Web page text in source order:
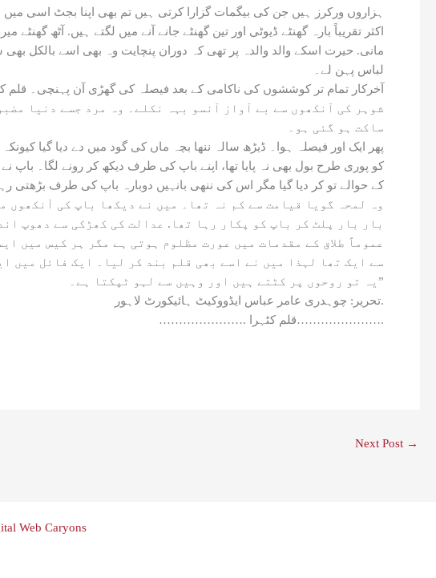
ہزاروں ورکرز ہیں جن کی بیگمات گزارا کرتی ہیں تم بھی اپنا بجٹ اسی میں
اکثر تقریباً بارہ گھنٹے ڈیوٹی اور تین گھنٹے جانے آنے میں لگتے ہیں. آٹھ
مانی. حیرت اسکے والد والدہ پر تھی کہ دوران پنچایت وہ بھی اسے بالکل
لباس پہن لے۔
آخرکار تمام تر کوششوں کی ناکامی کے بعد فیصلہ کی گھڑی آن پہنچی۔
شوہر کی آنکھوں سے بے آواز آنسو بہہ نکلے۔ وہ مرد جسے دنیا
ساکت ہو گئی ہو۔
پھر ایک اور فیصلہ ہوا۔ ڈیڑھ سالہ ننھا بچہ ماں کی گود میں دے دیا گیا
کو پوری طرح بول بھی نہ پایا تھا، اپنے باپ کی طرف دیکھ کر رونے لگا۔
کے حوالے تو کر دیا گیا مگر اس کی ننھی بانہیں دوبارہ باپ کی طرف بڑھتی
وہ لمحہ گویا قیامت سے کم نہ تھا۔ میں نے دیکھا باپ کی
بار بار پلٹ کر باپ کو پکار رہا تھا. عدالت کی کھڑکی سے دھوپ
عموماً طلاق کے مقدمات میں عورت مظلوم ہوتی ہے مگر ہر کیس میں
سے ایک تھا لہذا میں نے اسے بھی قلم بند کر لیا۔ ایک فائل میں
یہ تو روحوں پر کٹتے ہیں اور وہیں سے لہو ٹپکتا ہے۔”
تحریر: چوہدری عامر عباس ایڈووکیٹ ہائیکورٹ لاہور.
…………………. قلم کٹہرا………………….
Next Post →
Web Caryons